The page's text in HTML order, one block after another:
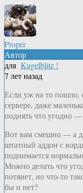
Proper
Автор
для Kugelblitz !
7 лет назад
Если уж на то пошло,
сервере, даже
поднять что угодно —
Вот вам смешно — а
штатный аддон с
поднимается
Можно делать что
потянет, но что-то
бы и нет?